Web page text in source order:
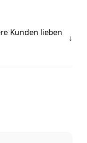
Kunden lieben